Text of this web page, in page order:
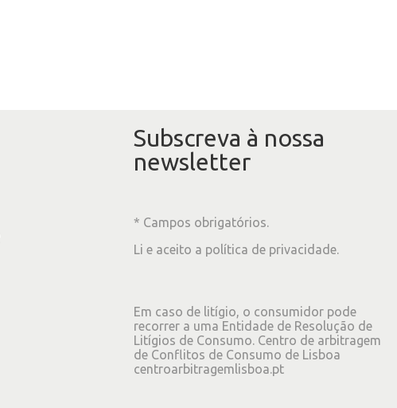
Subscreva à nossa
newsletter
* Campos obrigatórios.
Li e aceito a política de privacidade.
Em caso de litígio, o consumidor pode
recorrer a uma Entidade de Resolução de
Litígios de Consumo. Centro de arbitragem
de Conflitos de Consumo de Lisboa
centroarbitragemlisboa.pt